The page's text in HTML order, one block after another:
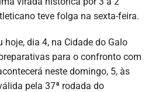
teve folga na sexta-feira.
hoje, dia 4, na Cidade do Galo
para o confronto com
neste domingo, 5, às
pela 37ª rodada do